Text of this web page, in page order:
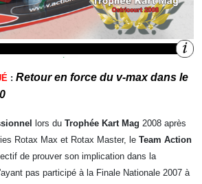
: Retour en force du v-max dans le
lors du Trophée Kart Mag 2008 après
Rotax Max et Rotax Master, le Team Action
de prouver son implication dans la
pas participé à la Finale Nationale 2007 à